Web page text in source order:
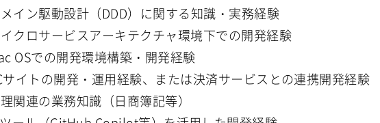
メイン駆動設計（DDD）に関する知識・実務経験
イクロサービスアーキテクチャ環境下での開発経験
OSでの開発環境構築・開発経験
サイトの開発・運用経験、または決済サービスとの連携開発経験
理関連の業務知識（日商簿記等）